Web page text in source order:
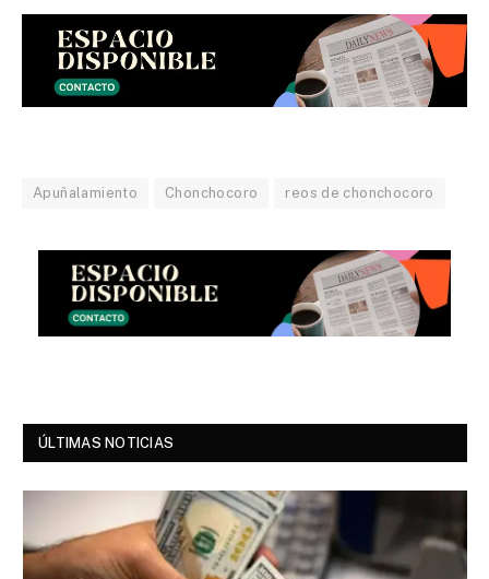
Apuñalamiento Chonchocoro reos de chonchocoro
ÚLTIMAS NOTICIAS